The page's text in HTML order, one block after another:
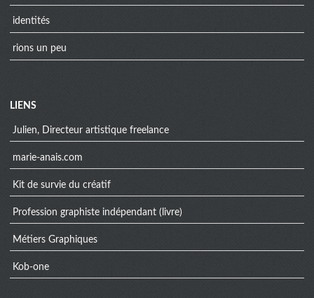
identités
rions un peu
LIENS
Julien, Directeur artistique freelance
marie-anais.com
Kit de survie du créatif
Profession graphiste indépendant (livre)
Métiers Graphiques
Kob-one